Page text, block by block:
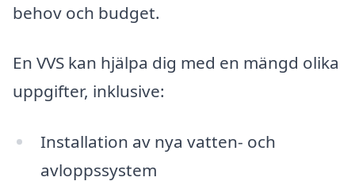
behov och budget.
En VVS kan hjälpa dig med en mängd olika
uppgifter, inklusive:
Installation av nya vatten- och
avloppssystem